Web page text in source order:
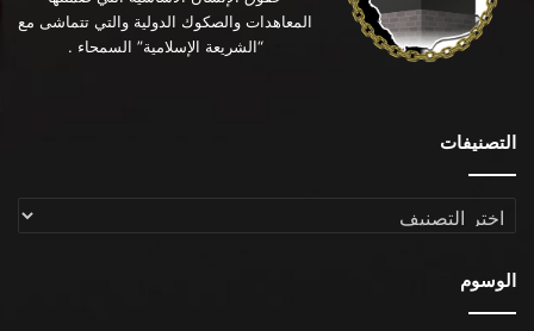
المعاهدات والصكوك الدولية والتي تتماشى مع
“الشريعة الإسلامية” السمحاء .
التصنيفات
التصنيفات
الوسوم